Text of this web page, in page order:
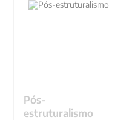
Pós-
estruturalismo